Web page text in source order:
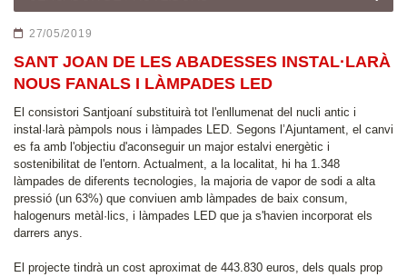
27/05/2019
SANT JOAN DE LES ABADESSES INSTAL·LARÀ
NOUS FANALS I LÀMPADES LED
El consistori Santjoaní substituirà tot l'enllumenat del nucli antic i
instal·larà pàmpols nous i làmpades LED. Segons l’Ajuntament, el canvi
es fa amb l'objectiu d'aconseguir un major estalvi energètic i
sostenibilitat de l'entorn. Actualment, a la localitat, hi ha 1.348
làmpades de diferents tecnologies, la majoria de vapor de sodi a alta
pressió (un 63%) que conviuen amb làmpades de baix consum,
halogenurs metàl·lics, i làmpades LED que ja s'havien incorporat els
darrers anys.
El projecte tindrà un cost aproximat de 443.830 euros, dels quals prop